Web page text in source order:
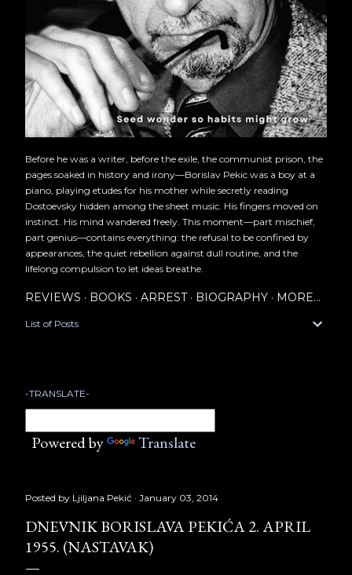
Before he was a writer, before the exile, the communist prison, the
pages soaked in history and irony—Borislav Pekic was a boy at a
piano, playing etudes for his mother while secretly reading
Dostoevsky hidden among the sheet music. His fingers moved on
instinct. His mind wandered freely. This moment—part mischief,
part genius—contains everything: the refusal to be confined by
appearances, the quiet rebellion against dull routine, and the
lifelong compulsion to let ideas breathe.
REVIEWS BOOKS ARREST BIOGRAPHY MORE…
List of Posts
-TRANSLATE-
Powered by Translate
Posted by Ljiljana Pekić January 03, 2014
DNEVNIK BORISLAVA PEKIĆA 2. APRIL
1955. (NASTAVAK)